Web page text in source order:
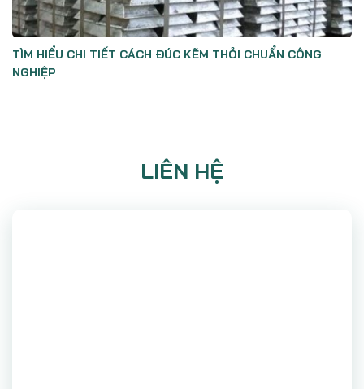
TÌM HIỂU CHI TIẾT CÁCH ĐÚC KẼM THỎI CHUẨN CÔNG
NGHIỆP
LIÊN HỆ